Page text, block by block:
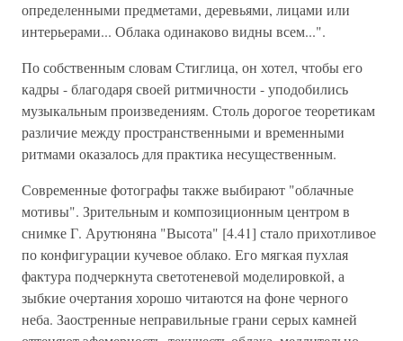
определенными предметами, деревьями, лицами или
интерьерами... Облака одинаково видны всем...".
По собственным словам Стиглица, он хотел, чтобы его
кадры - благодаря своей ритмичности - уподобились
музыкальным произведениям. Столь дорогое теоретикам
различие между пространственными и временными
ритмами оказалось для практика несущественным.
Современные фотографы также выбирают "облачные
мотивы". Зрительным и композиционным центром в
снимке Г. Арутюняна "Высота" [4.41] стало прихотливое
по конфигурации кучевое облако. Его мягкая пухлая
фактура подчеркнута светотеневой моделировкой, а
зыбкие очертания хорошо читаются на фоне черного
неба. Заостренные неправильные грани серых камней